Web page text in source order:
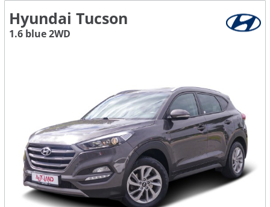
Hyundai Tucson
1.6 blue 2WD